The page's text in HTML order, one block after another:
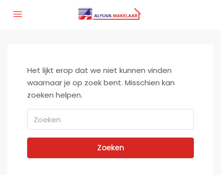
Het lijkt erop dat we niet kunnen vinden
waarnaar je op zoek bent. Misschien kan
zoeken helpen.
Zoeken